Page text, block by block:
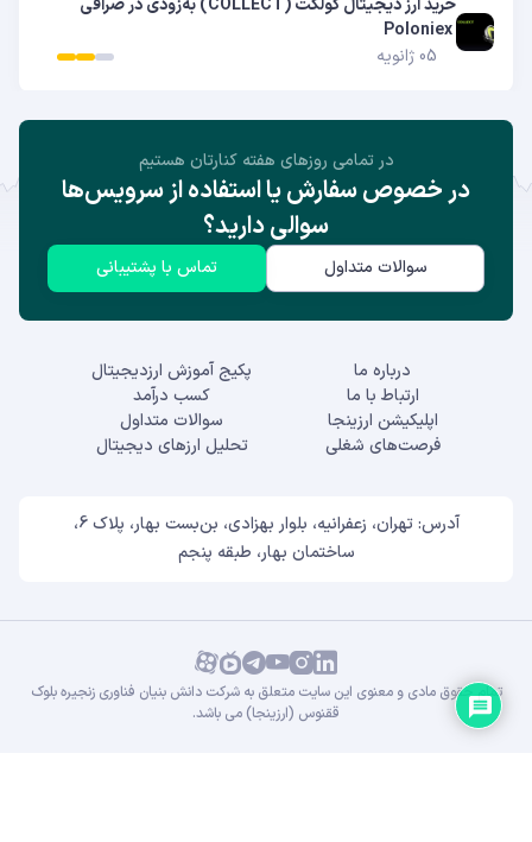
05 ژانویه
در تمامی روز‌های هفته کنارتان هستیم
در خصوص سفارش یا استفاده از سرویس‌ها
سوالی دارید؟
سوالات متداول تماس با پشتیبانی
درباره ما
ارتباط با ما
اپلیکیشن ارزینجا
فرصت‌های شغلی
پکیج آموزش ارزدیجیتال
کسب درآمد
سوالات متداول
تحلیل ارزهای دیجیتال
آدرس: تهران، زعفرانیه، بلوار بهزادی، بن‌بست بهار، پلاک 6،
ساختمان بهار، طبقه پنجم
تمام حقوق مادی و معنوی این سایت متعلق به شرکت دانش بنیان فناوری زنجیره بلوک
ققنوس (ارزینجا) می باشد.